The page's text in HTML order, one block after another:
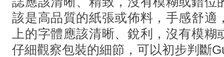
該是高品質的紙張或佈料，手感舒適
上的字體應該清晰、銳利，沒有模
仔細觀察包裝的細節，可以初步判斷